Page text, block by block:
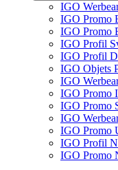
IGO
IGO Promo
IGO Promo
IGO Profil
IGO Profil
IGO Objets
IGO
IGO Promo
IGO Promo
IGO
IGO Promo
IGO Profil
IGO Promo